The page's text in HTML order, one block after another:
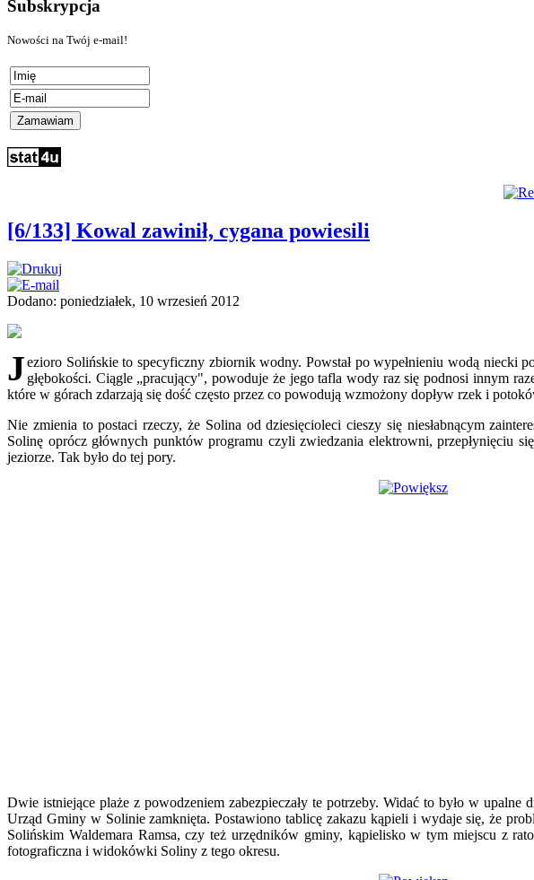
Subskrypcja
Nowości na Twój e-mail!
[6/133] Kowal zawinił, cygana powiesili
Dodano: poniedziałek, 10 wrzesień 2012
Jezioro Solińskie to specyficzny zbiornik wodny. Powstał po wypełnieniu wodą
głębokości. Ciągle „pracujący", powoduje że jego tafla wody raz się podnosi innym
które w górach zdarzają się dość często przez co powodują wzmożony dopływ rzek i
Nie zmienia to postaci rzeczy, że Solina od dziesięcioleci cieszy się niesłabnącym
Solinę oprócz głównych punktów programu czyli zwiedzania elektrowni, przepłynięciu
jeziorze. Tak było do tej pory.
Dwie istniejące plaże z powodzeniem zabezpieczały te potrzeby. Widać to było w
Urząd Gminy w Solinie zamknięta. Postawiono tablicę zakazu kąpieli i wydaje się, że
Solińskim Waldemara Ramsa, czy też urzędników gminy, kąpielisko w tym miejscu z
fotograficzna i widokówki Soliny z tego okresu.